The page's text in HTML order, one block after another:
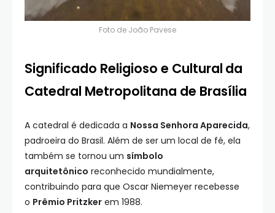
Foto de João Pavese
Significado Religioso e Cultural da
Catedral Metropolitana de Brasília
A catedral é dedicada a Nossa Senhora Aparecida,
padroeira do Brasil. Além de ser um local de fé, ela
também se tornou um símbolo
arquitetônico reconhecido mundialmente,
contribuindo para que Oscar Niemeyer recebesse
o Prêmio Pritzker em 1988.